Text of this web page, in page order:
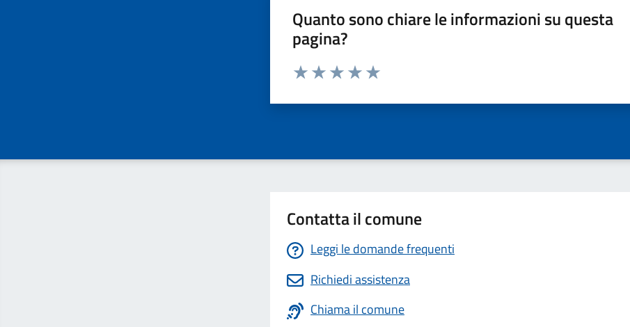
Quanto sono chiare le informazioni su questa
pagina?
Valuta da 1 a 5 stelle la pagina
Contatta il comune
Leggi le domande frequenti
Richiedi assistenza
Chiama il comune